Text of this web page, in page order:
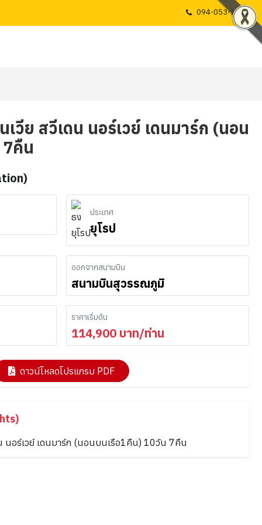
094-053-1725
วีย สวีเดน นอร์เวย์ เดนมาร์ก (นอน
คืน
ประเทศ
ยุโรป
ออกจากสนามบิน
สนามบินสุวรรณภูมิ
ราคาเริ่มต้น
114,900 บาท/ท่าน
ดาวน์โหลดโปรแกรม PDF
นอร์เวย์ เดนมาร์ก (นอนบนเรือ1คืน) 10วัน 7คืน